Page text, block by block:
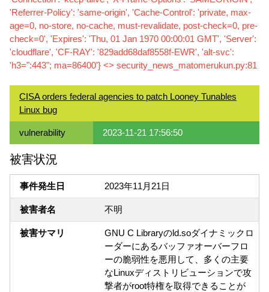
'Referrer-Policy': 'same-origin', 'Cache-Control': 'private, max-
age=0, no-store, no-cache, must-revalidate, post-check=0, pre-
check=0', 'Expires': 'Thu, 01 Jan 1970 00:00:01 GMT', 'Server':
'cloudflare', 'CF-RAY': '829add68daf8558f-EWR', 'alt-svc':
'h3=":443"; ma=86400'} <> security_news_matomerukun.py:81
CISA orders federal agencies to patch Looney Tunables
Linux bug
vulnerability 2023-11-21 17:56:50
被害状況
事件発生日 2023年11月21日
被害者名 不明
被害サマリ
GNU C Libraryのld.soダイナミックロ
ーダーにあるバッファオーバーフロ
ーの脆弱性を悪用して、多くの主要
なLinuxディストリビューションで攻
撃者がroot特権を取得できることが